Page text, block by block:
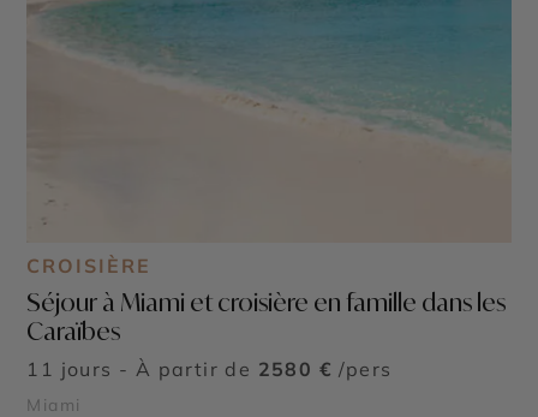
CROISIÈRE
Séjour à Miami et croisière en famille dans les
Caraïbes
11 jours - À partir de 2580 € /pers
Miami